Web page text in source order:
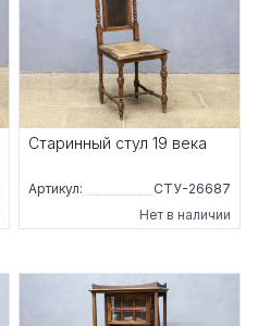
Старинный стул 19 века
Артикул:
СТУ-26687
Нет в наличии